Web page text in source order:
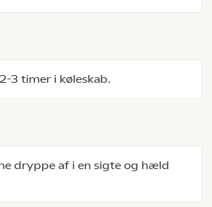
3 timer i køleskab.
dryppe af i en sigte og hæld